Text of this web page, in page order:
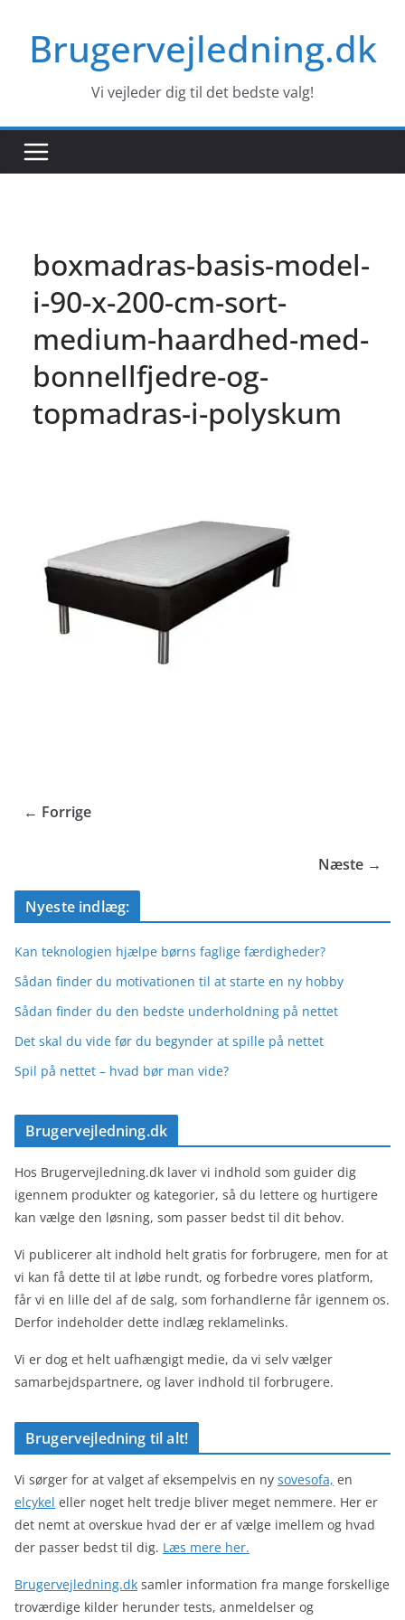
contentBrugervejledning.dk
Vi vejleder dig til det bedste valg!
boxmadras-basis-model-
i-90-x-200-cm-sort-
medium-haardhed-med-
bonnellfjedre-og-
topmadras-i-polyskum
← Forrige
Næste →
Nyeste indlæg:
Kan teknologien hjælpe børns faglige færdigheder?
Sådan finder du motivationen til at starte en ny hobby
Sådan finder du den bedste underholdning på nettet
Det skal du vide før du begynder at spille på nettet
Spil på nettet – hvad bør man vide?
Brugervejledning.dk
Hos Brugervejledning.dk laver vi indhold som guider dig
igennem produkter og kategorier, så du lettere og hurtigere
kan vælge den løsning, som passer bedst til dit behov.
Vi publicerer alt indhold helt gratis for forbrugere, men for at
vi kan få dette til at løbe rundt, og forbedre vores platform,
får vi en lille del af de salg, som forhandlerne får igennem os.
Derfor indeholder dette indlæg reklamelinks.
Vi er dog et helt uafhængigt medie, da vi selv vælger
samarbejdspartnere, og laver indhold til forbrugere.
Brugervejledning til alt!
Vi sørger for at valget af eksempelvis en ny sovesofa, en
elcykel eller noget helt tredje bliver meget nemmere. Her er
det nemt at overskue hvad der er af vælge imellem og hvad
der passer bedst til dig. Læs mere her.
Brugervejledning.dk samler information fra mange forskellige
troværdige kilder herunder tests, anmeldelser og